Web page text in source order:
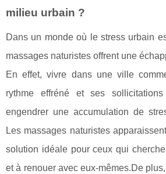
milieu urbain ?
Dans un monde où le stress urbain
massages naturistes offrent une
En effet, vivre dans une ville
rythme effréné et ses
engendrer une accumulation de
Les massages naturistes
solution idéale pour ceux qui
et à renouer avec eux-mêmes.De